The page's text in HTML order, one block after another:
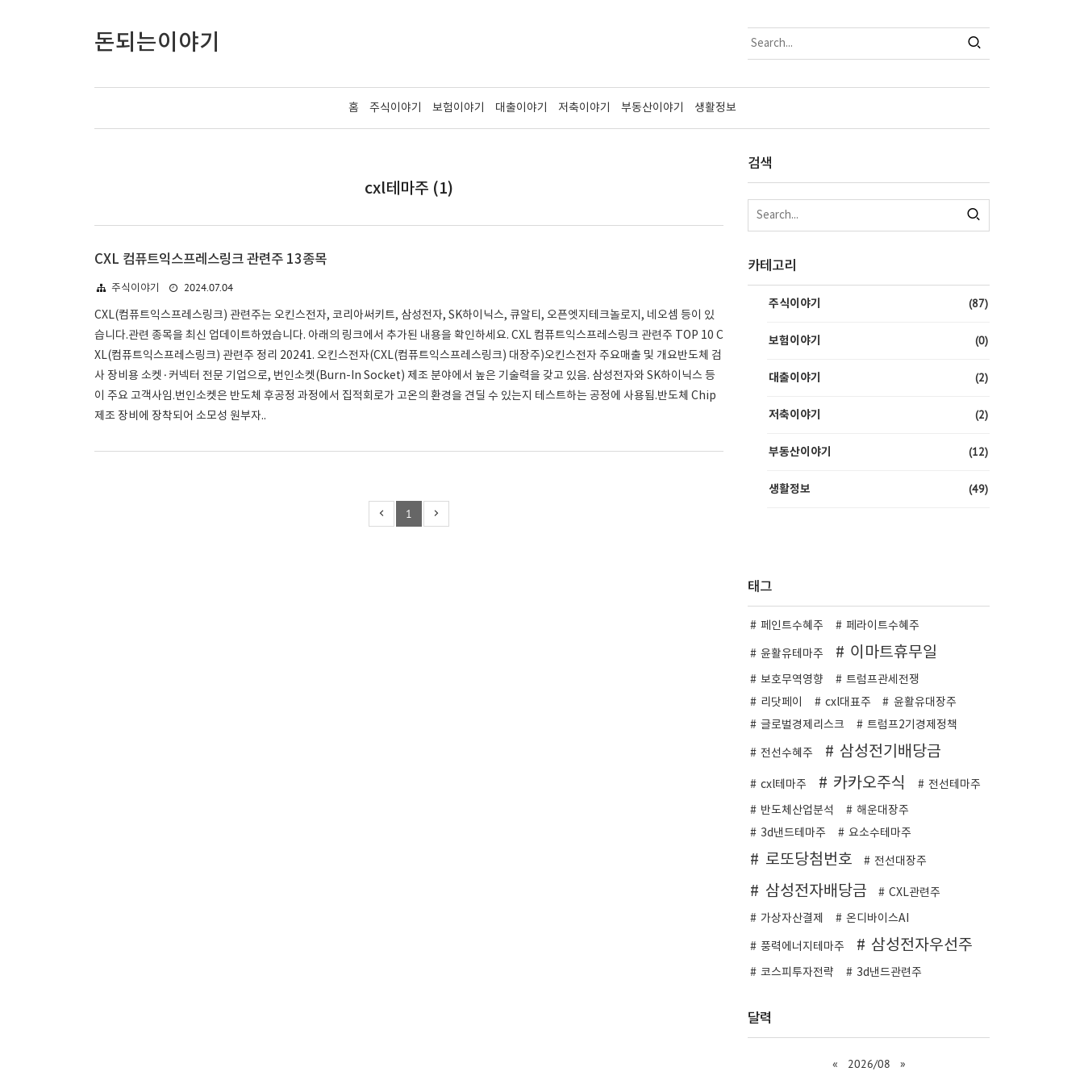
돈되는이야기
홈 주식이야기 보험이야기 대출이야기 저축이야기 부동산이야기 생활정보
cxl테마주 (1)
CXL 컴퓨트익스프레스링크 관련주 13종목
주식이야기 2024.07.04
CXL(컴퓨트익스프레스링크) 관련주는 오킨스전자, 코리아써키트, 삼성전자, SK하이닉스, 큐알티, 오픈엣지테크놀로지, 네오셈 등이 있
습니다.관련 종목을 최신 업데이트하였습니다. 아래의 링크에서 추가된 내용을 확인하세요. CXL 컴퓨트익스프레스링크 관련주 TOP 10 C
XL(컴퓨트익스프레스링크) 관련주 정리 20241. 오킨스전자(CXL(컴퓨트익스프레스링크) 대장주)오킨스전자 주요매출 및 개요반도체 검
사 장비용 소켓·커넥터 전문 기업으로, 번인소켓(Burn-In Socket) 제조 분야에서 높은 기술력을 갖고 있음. 삼성전자와 SK하이닉스 등
이 주요 고객사임.번인소켓은 반도체 후공정 과정에서 집적회로가 고온의 환경을 견딜 수 있는지 테스트하는 공정에 사용됨.반도체 Chip
제조 장비에 장착되어 소모성 원부자..
1
검색
카테고리
주식이야기 (87)
보험이야기 (0)
대출이야기 (2)
저축이야기 (2)
부동산이야기 (12)
생활정보 (49)
태그
페인트수혜주 페라이트수혜주
윤활유테마주 이마트휴무일
보호무역영향
트럼프관세전쟁
리닷페이
cxl대표주
윤활유대장주
글로벌경제리스크
트럼프2기경제정책
전선수혜주 삼성전기배당금
cxl테마주 카카오주식
전선테마주
반도체산업분석
해운대장주
3d낸드테마주
요소수테마주
로또당첨번호 전선대장주
삼성전자배당금
CXL관련주
가상자산결제
온디바이스AI
풍력에너지테마주 삼성전자우선주
코스피투자전략 3d낸드관련주
달력
« 2026/08 »